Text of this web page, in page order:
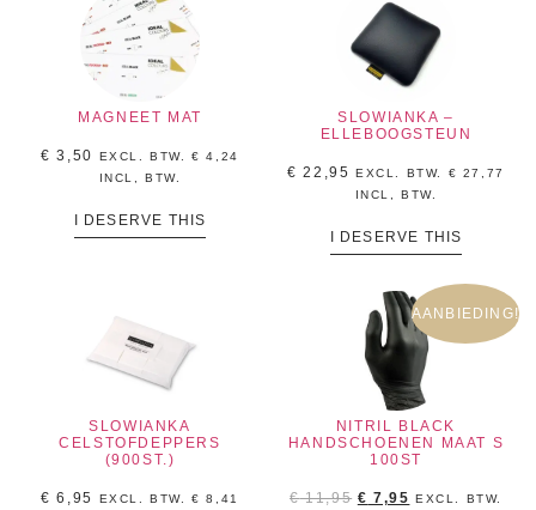
MAGNEET MAT
€ 3,50 EXCL. BTW.€ 4,24
INCL, BTW.
I DESERVE THIS
SLOWIANKA –
ELLEBOOGSTEUN
€ 22,95 EXCL. BTW. € 27,77
INCL, BTW.
I DESERVE THIS
SLOWIANKA
CELSTOFDEPPERS
(900ST.)
€ 6,95 EXCL. BTW.€ 8,41
AANBIEDING!
NITRIL BLACK
HANDSCHOENEN MAAT S
100ST
€11,95 € 7,95 EXCL. BTW.